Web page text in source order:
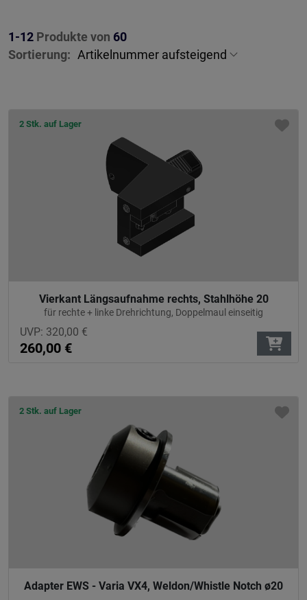
1-12 Produkte von 60
Sortierung:
2 Stk. auf Lager
Vierkant Längsaufnahme rechts, Stahlhöhe 20
für rechte + linke Drehrichtung, Doppelmaul einseitig
UVP: 320,00 €
260,00 €
2 Stk. auf Lager
Adapter EWS - Varia VX4, Weldon/Whistle Notch ø20